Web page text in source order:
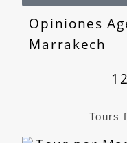
Opiniones
Marrakech
Tours